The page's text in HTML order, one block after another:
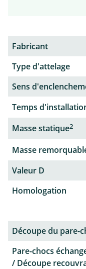
Fabricant
Type d'attelage
Sens
Temps
Masse statique2
Masse
Valeur D
Homologation
Découpe du pare-
Pare-chocs
/ Découpe